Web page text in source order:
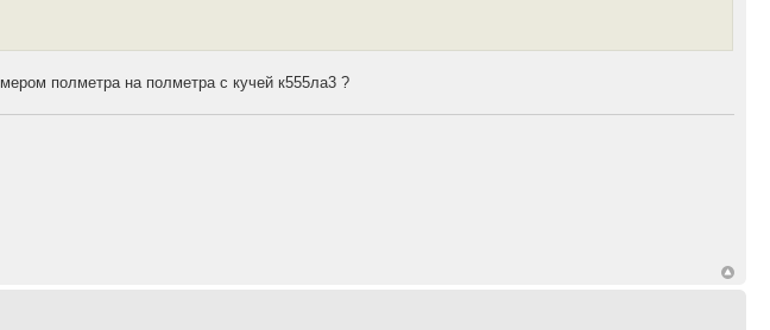
полметра на полметра с кучей к555ла3 ?